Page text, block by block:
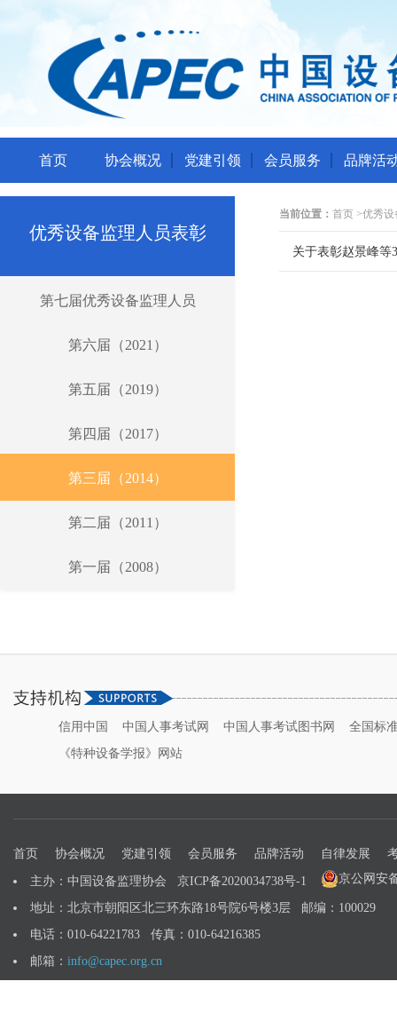
首页 协会概况 党建引领 会员服务 品牌活
优秀设备监理人员表彰
第七届优秀设备监理人员
第六届（2021）
第五届（2019）
第四届（2017）
第三届（2014）
第二届（2011）
第一届（2008）
当前位置： 首页 >优秀设
关于表彰赵景峰等
信用中国 中国人事考试网 中国人事考试图书网
全国标
《特种设备学报》网站
首页 协会概况 党建引领 会员服务 品牌活动 自律发展
主办：中国设备监理协会 京ICP备2020034738号-1 京公网安
地址：北京市朝阳区北三环东路18号院6号楼3层 邮编：100029
电话：010-64221783 传真：010-64216385
邮箱： info@capec.org.cn